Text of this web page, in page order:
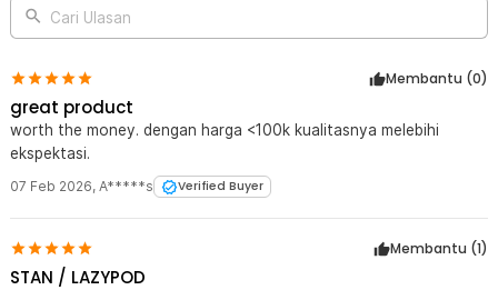
Cari Ulasan
Membantu (0)
great product
worth the money. dengan harga <100k kualitasnya melebihi
ekspektasi.
07 Feb 2026, A*****s Verified Buyer
Membantu (1)
STAN / LAZYPOD